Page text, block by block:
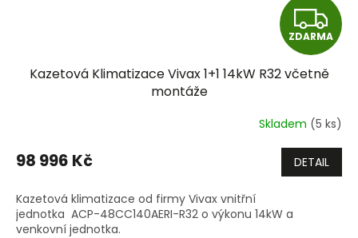
Z
D
A
R
M
A
ZDARMA
Kazetová Klimatizace Vivax 1+1 14kW R32 včetně
montáže
Skladem (5 ks)
98 996 Kč DETAIL
Kazetová klimatizace od firmy Vivax vnitřní
jednotka ACP-48CC140AERI-R32 o výkonu 14kW a
venkovní jednotka.